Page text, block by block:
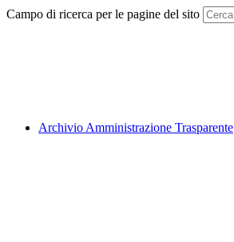
Campo di ricerca per le pagine del sito
Archivio Amministrazione Trasparente